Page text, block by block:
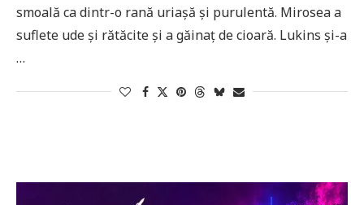
smoală ca dintr-o rană uriașă și purulentă. Mirosea a
suflete ude și rătăcite și a găinaț de cioară. Lukins și-a
…